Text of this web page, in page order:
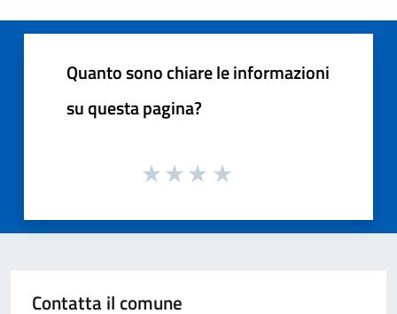
Quanto sono chiare le informazioni
su questa pagina?
Contatta il comune